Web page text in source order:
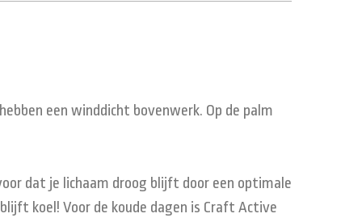
een winddicht bovenwerk. Op de palm
dat je lichaam droog blijft door een optimale
koel! Voor de koude dagen is Craft Active